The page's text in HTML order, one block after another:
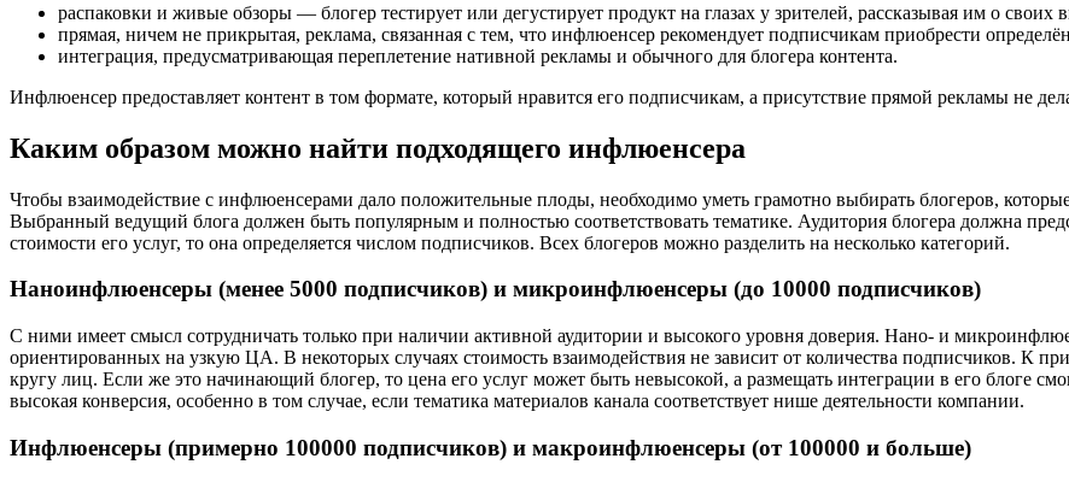
распаковки и живые обзоры — блогер тестирует или дегустирует продукт на глазах у зрителей, рассказывая им о своих
прямая, ничем не прикрытая, реклама, связанная с тем, что инфлюенсер рекомендует подписчикам приобрести
интеграция, предусматривающая переплетение нативной рекламы и обычного для блогера контента.
Инфлюенсер предоставляет контент в том формате, который нравится его подписчикам, а присутствие прямой рекламы не
Каким образом можно найти подходящего инфлюенсера
Чтобы взаимодействие с инфлюенсерами дало положительные плоды, необходимо уметь грамотно выбирать блогеров,
Выбранный ведущий блога должен быть популярным и полностью соответствовать тематике. Аудитория блогера должна
стоимости его услуг, то она определяется числом подписчиков. Всех блогеров можно разделить на несколько категорий.
Наноинфлюенсеры (менее 5000 подписчиков) и микроинфлюенсеры (до 10000 подписчиков)
С ними имеет смысл сотрудничать только при наличии активной аудитории и высокого уровня доверия. Нано- и
ориентированных на узкую ЦА. В некоторых случаях стоимость взаимодействия не зависит от количества подписчиков. К
кругу лиц. Если же это начинающий блогер, то цена его услуг может быть невысокой, а размещать интеграции в его блоге
высокая конверсия, особенно в том случае, если тематика материалов канала соответствует нише деятельности компании.
Инфлюенсеры (примерно 100000 подписчиков) и макроинфлюенсеры (от 100000 и больше)